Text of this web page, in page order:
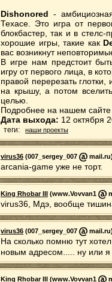
Dishonored -
Техасе. Это игра от
блокбастер, так и в
хорошие игры, такие как
вас возникнут
В игре нам предстоит
игру от первого лица, в
правой перерезать
на крышу, а потом
целью.
Подробнее на нашем сайте
Дата выхода: 12 октября
теги: наши проекты
virus36 (007_sergey_007
arcania-game уже не торт.
King Rhobar III (www.Vovvan1
virus36, Мдэ, вообще
virus36 (007_sergey_007
На сколько помню тут
новым адресом..... ну или
King Rhobar III (www.Vovvan1